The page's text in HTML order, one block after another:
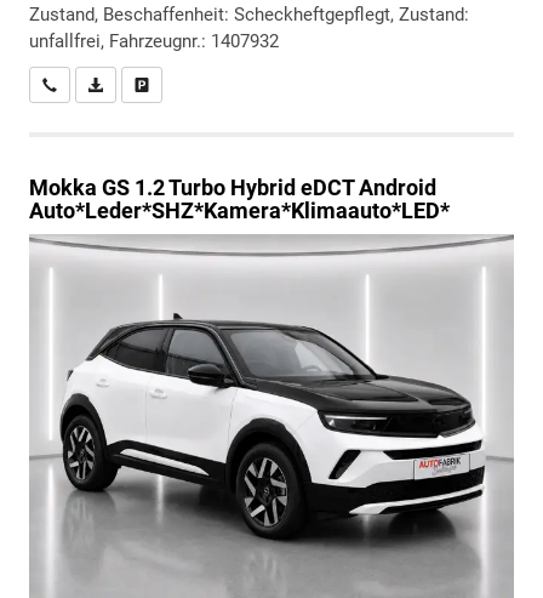
Zustand, Beschaffenheit: Scheckheftgepflegt, Zustand:
unfallfrei, Fahrzeugnr.: 1407932
Wir rufen Sie anPDF-Datei, Fahrzeugexposé drucken
Mokka GS 1.2 Turbo Hybrid eDCT Android
Auto*Leder*SHZ*Kamera*Klimaauto*LED*